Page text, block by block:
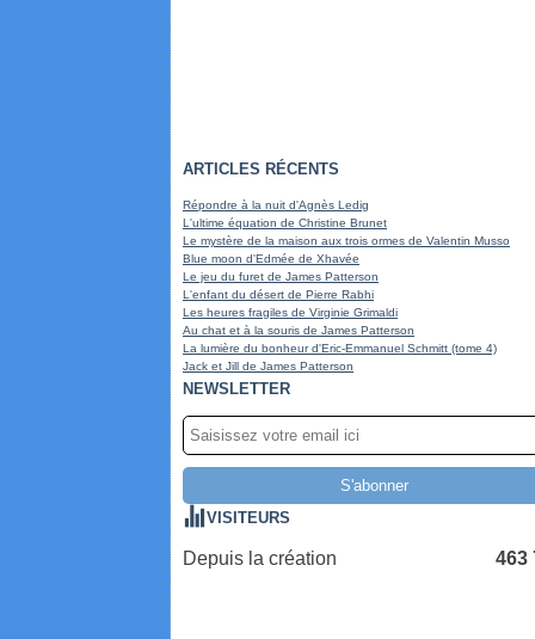
ARTICLES RÉCENTS
Répondre à la nuit d'Agnès Ledig
L'ultime équation de Christine Brunet
Le mystère de la maison aux trois ormes de Valentin Musso
Blue moon d'Edmée de Xhavée
Le jeu du furet de James Patterson
L'enfant du désert de Pierre Rabhi
Les heures fragiles de Virginie Grimaldi
Au chat et à la souris de James Patterson
La lumière du bonheur d'Eric-Emmanuel Schmitt (tome 4)
Jack et Jill de James Patterson
NEWSLETTER
VISITEURS
Depuis la création 463